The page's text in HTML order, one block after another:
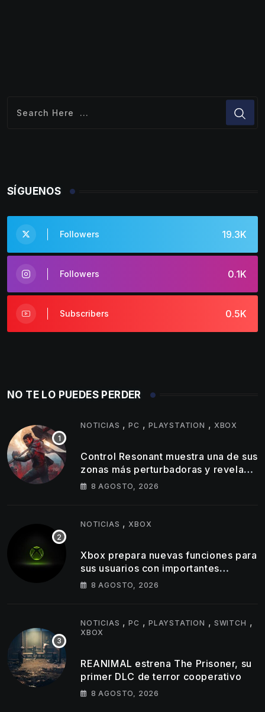
SÍGUENOS
19.3K
Followers
0.1K
Followers
0.5K
Subscribers
NO TE LO PUEDES PERDER
NOTICIAS ,PC ,PLAYSTATION , XBOX
Control Resonant muestra una de sus
zonas más perturbadoras y revela
nuevos detalles de su gameplay
8 AGOSTO, 2026
NOTICIAS , XBOX
Xbox prepara nuevas funciones para
sus usuarios con importantes
cambios en capturas y logros
8 AGOSTO, 2026
NOTICIAS ,PC ,PLAYSTATION , SWITCH ,
XBOX
REANIMAL estrena The Prisoner, su
primer DLC de terror cooperativo
8 AGOSTO, 2026